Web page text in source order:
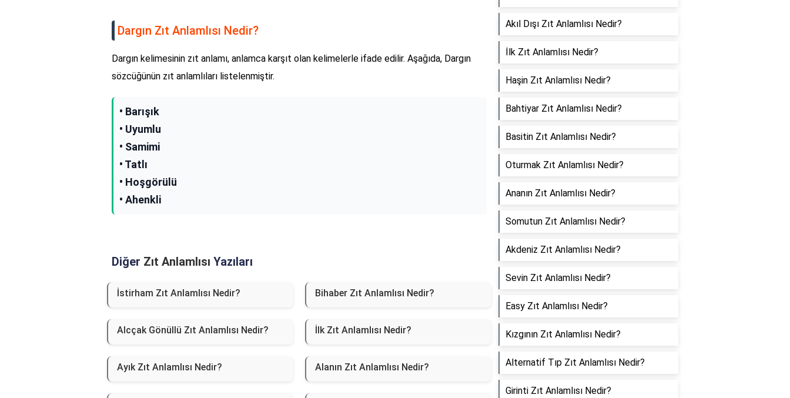
Dargın Zıt Anlamlısı Nedir?
Dargın kelimesinin zıt anlamı, anlamca karşıt olan kelimelerle ifade edilir. Aşağıda, Dargın
sözcüğünün zıt anlamlıları listelenmiştir.
• Barışık
• Uyumlu
• Samimi
• Tatlı
• Hoşgörülü
• Ahenkli
Diğer Zıt Anlamlısı Yazıları
İstirham Zıt Anlamlısı Nedir? Bihaber Zıt Anlamlısı Nedir?
Alcçak Gönüllü Zıt Anlamlısı Nedir? İlk Zıt Anlamlısı Nedir?
Ayık Zıt Anlamlısı Nedir? Alanın Zıt Anlamlısı Nedir?
Akıl Dışı Zıt Anlamlısı Nedir?
İlk Zıt Anlamlısı Nedir?
Haşin Zıt Anlamlısı Nedir?
Bahtiyar Zıt Anlamlısı Nedir?
Basitin Zıt Anlamlısı Nedir?
Oturmak Zıt Anlamlısı Nedir?
Ananın Zıt Anlamlısı Nedir?
Somutun Zıt Anlamlısı Nedir?
Akdeniz Zıt Anlamlısı Nedir?
Sevin Zıt Anlamlısı Nedir?
Easy Zıt Anlamlısı Nedir?
Kızgının Zıt Anlamlısı Nedir?
Alternatif Tıp Zıt Anlamlısı Nedir?
Girinti Zıt Anlamlısı Nedir?